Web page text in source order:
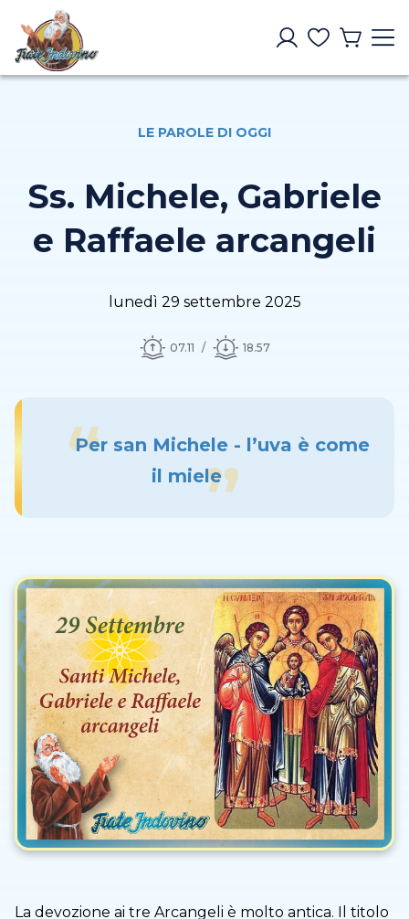
LE PAROLE DI OGGI
Ss. Michele, Gabriele
e Raffaele arcangeli
lunedì 29 settembre 2025
07.11 18.57
Per san Michele - l’uva è come
il miele
La devozione ai tre Arcangeli è molto antica. Il titolo